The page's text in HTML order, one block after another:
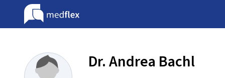
Dr. Andrea Bachl